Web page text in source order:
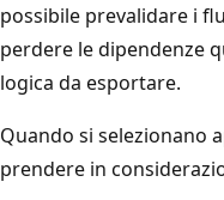
possibile prevalidare i
perdere le dipendenze
logica da esportare.
Quando si selezionano
prendere in